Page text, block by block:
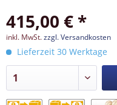
415,00 € *
inkl. MwSt.zzgl. Versandkosten
Lieferzeit 30 Werktage